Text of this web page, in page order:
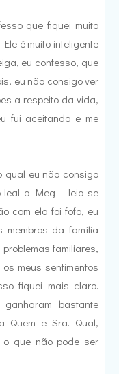
que fiquei muito
é muito inteligente
eu confesso, que
eu não consigo ver
a respeito da vida,
fui aceitando e me
qual eu não consigo
leal a Meg – leia-se
com ela foi fofo, eu
membros da família
familiares,
meus sentimentos
fiquei mais claro.
ganharam bastante
Quem e Sra. Qual,
o que não pode ser